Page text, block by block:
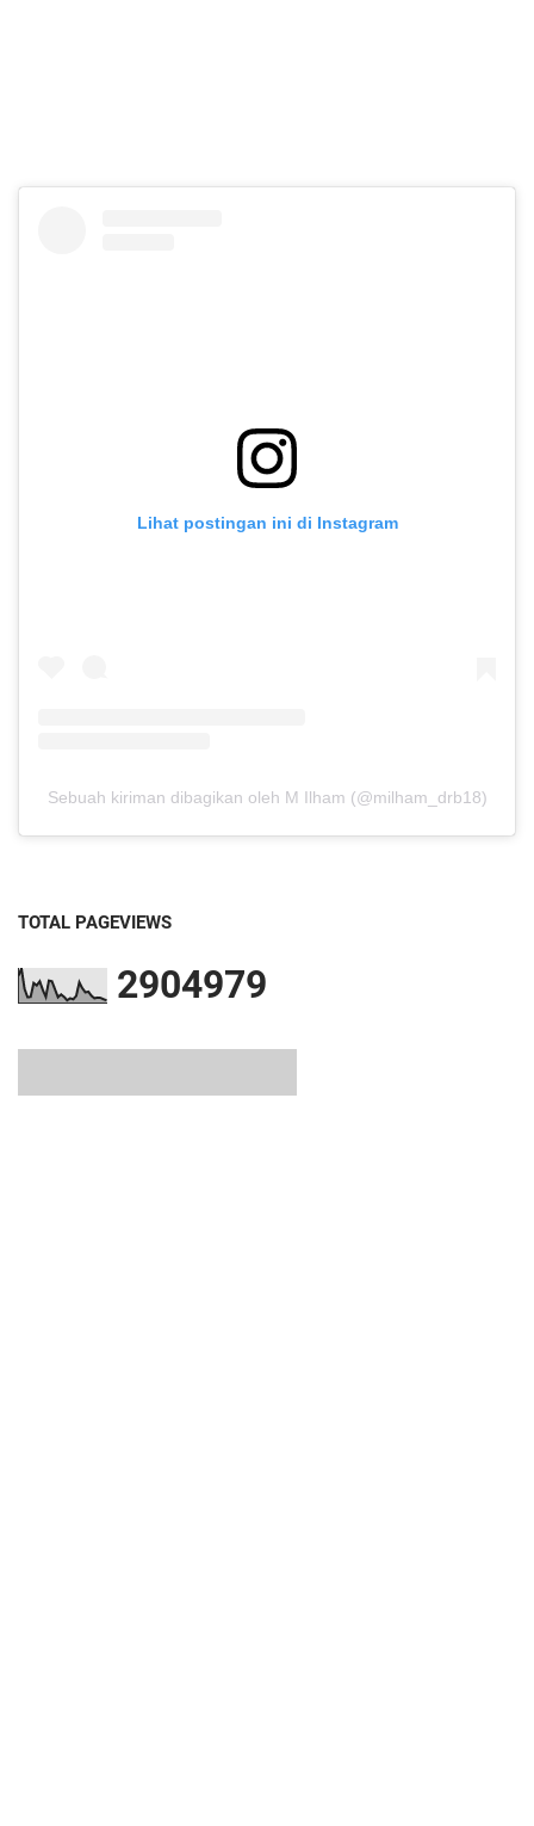
Lihat postingan ini di Instagram
Sebuah kiriman dibagikan oleh M Ilham (@milham_drb18)
TOTAL PAGEVIEWS
2904979